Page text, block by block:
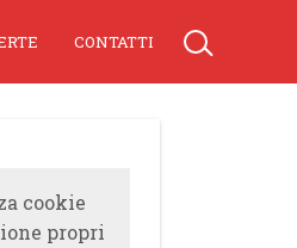
CONTATTI
cookie
propri